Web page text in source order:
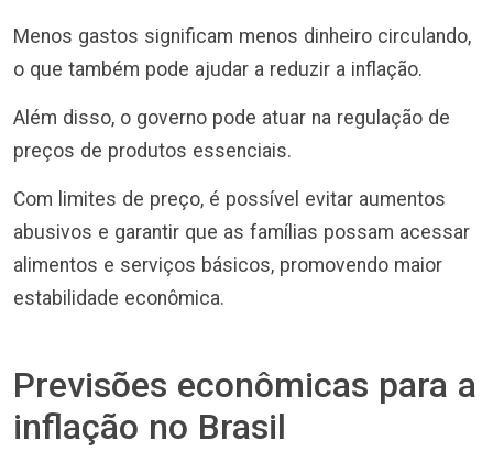
Menos gastos significam menos dinheiro circulando,
o que também pode ajudar a reduzir a inflação.
Além disso, o governo pode atuar na regulação de
preços de produtos essenciais.
Com limites de preço, é possível evitar aumentos
abusivos e garantir que as famílias possam acessar
alimentos e serviços básicos, promovendo maior
estabilidade econômica.
Previsões econômicas para a
inflação no Brasil